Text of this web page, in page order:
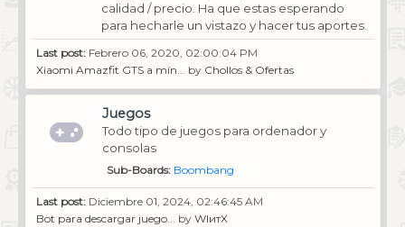
calidad / precio. Ha que estas esperando
para hecharle un vistazo y hacer tus aportes.
Last post: Febrero 06, 2020, 02:00:04 PM
Xiaomi Amazfit GTS a mín... by Chollos & Ofertas
Juegos
Todo tipo de juegos para ordenador y
consolas
Sub-Boards Boombang
Last post: Diciembre 01, 2024, 02:46:45 AM
Bot para descargar juego... by WIитX